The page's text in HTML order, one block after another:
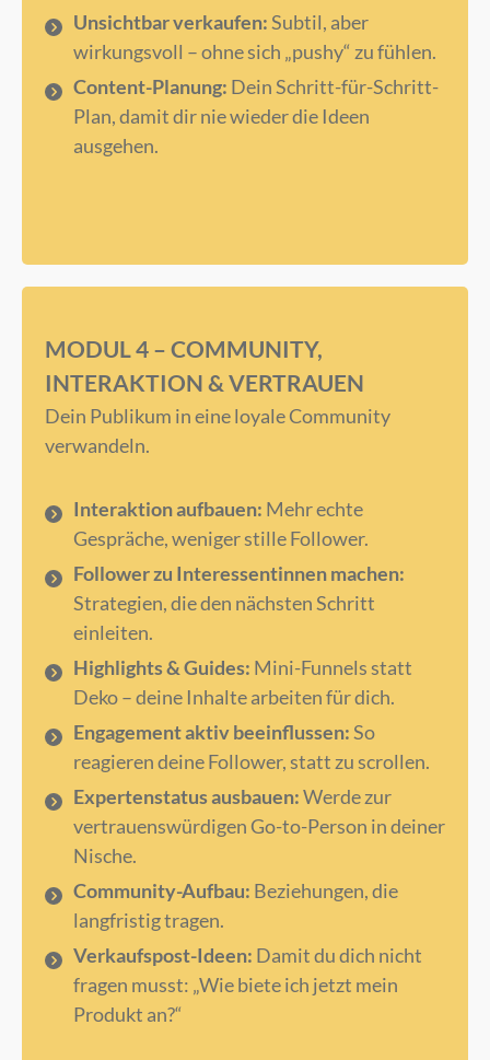
Unsichtbar verkaufen:Subtil, aber
wirkungsvoll – ohne sich „pushy“ zu fühlen.
Content-Planung: Dein Schritt-für-Schritt-
Plan, damit dir nie wieder die Ideen
ausgehen.
MODUL 4 – COMMUNITY,
INTERAKTION & VERTRAUEN
Dein Publikum in eine loyale Community
verwandeln.
Interaktion aufbauen: Mehr echte
Gespräche, weniger stille Follower.
Follower zu Interessentinnen machen:
Strategien, die den nächsten Schritt
einleiten.
Highlights & Guides: Mini-Funnels statt
Deko – deine Inhalte arbeiten für dich.
Engagement aktiv beeinflussen:So
reagieren deine Follower, statt zu scrollen.
Expertenstatus ausbauen:Werde zur
vertrauenswürdigen Go-to-Person in deiner
Nische.
Community-Aufbau: Beziehungen, die
langfristig tragen.
Verkaufspost-Ideen: Damit du dich nicht
fragen musst: „Wie biete ich jetzt mein
Produkt an?“